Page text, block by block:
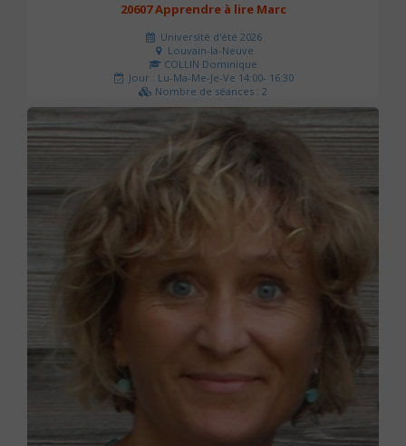
20607 Apprendre à lire Marc
Université d'été 2026
Louvain-la-Neuve
COLLIN Dominique
Jour : Lu-Ma-Me-Je-Ve 14:00- 16:30
Nombre de séances : 2
51 €